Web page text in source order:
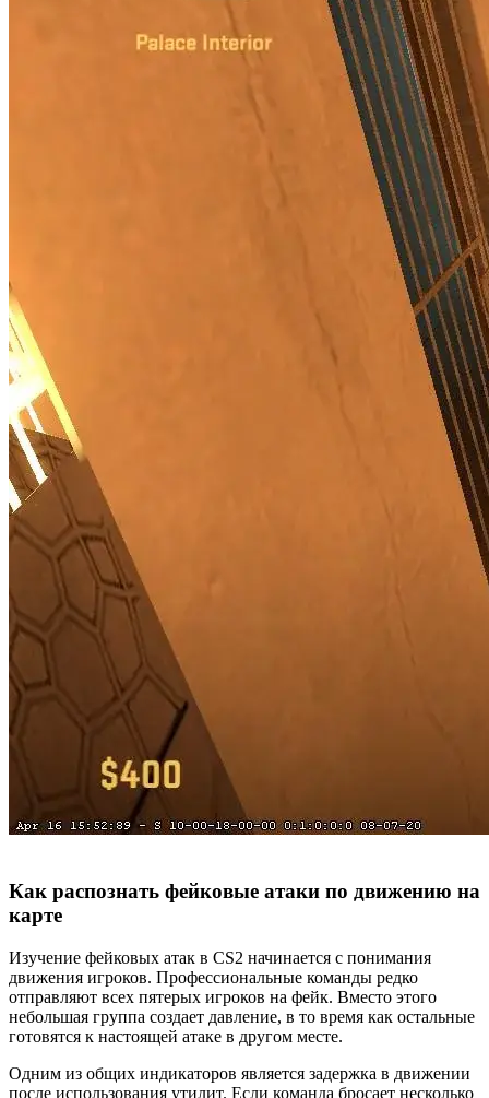
Как распознать фейковые атаки по движению на
карте
Изучение фейковых атак в CS2 начинается с понимания
движения игроков. Профессиональные команды редко
отправляют всех пятерых игроков на фейк. Вместо этого
небольшая группа создает давление, в то время как остальные
готовятся к настоящей атаке в другом месте.
Одним из общих индикаторов является задержка в движении
после использования утилит. Если команда бросает несколько